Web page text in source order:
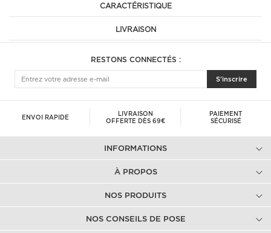
CARACTÉRISTIQUE
LIVRAISON
RESTONS CONNECTÉS :
S'inscrire
ENVOI RAPIDE
LIVRAISON
OFFERTE DÈS 69€
PAIEMENT
SÉCURISÉ
INFORMATIONS
À PROPOS
NOS PRODUITS
NOS CONSEILS DE POSE